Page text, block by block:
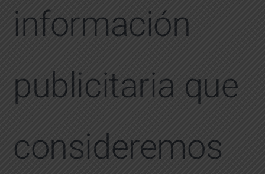
información
publicitaria que
consideremos